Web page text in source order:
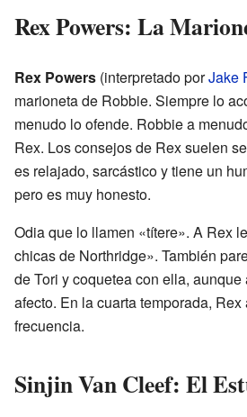
Rex Powers: La
Rex Powers (interpretado porJake
marioneta de Robbie. Siempre lo
menudo lo ofende. Robbie a
Rex. Los consejos de Rex suelen
es relajado, sarcástico y tiene un
pero es muy honesto.
Odia que lo llamen «títere». A Rex
chicas de Northridge». También
de Tori y coquetea con ella,
afecto. En la cuarta temporada,
frecuencia.
Sinjin Van Cleef: El